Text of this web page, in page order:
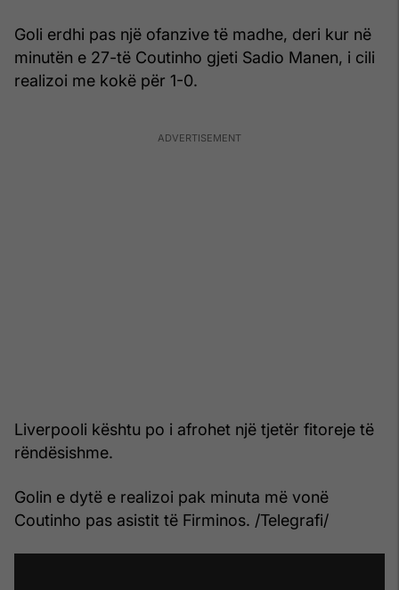
Goli erdhi pas një ofanzive të madhe, deri kur në
minutën e 27-të Coutinho gjeti Sadio Manen, i cili
realizoi me kokë për 1-0.
Liverpooli kështu po i afrohet një tjetër fitoreje të
rëndësishme.
Golin e dytë e realizoi pak minuta më vonë
Coutinho pas asistit të Firminos. /Telegrafi/